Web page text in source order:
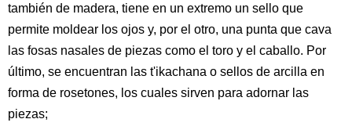
también de madera, tiene en un extremo un sello que
permite moldear los ojos y, por el otro, una punta que cava
las fosas nasales de piezas como el toro y el caballo. Por
último, se encuentran las t'ikachana o sellos de arcilla en
forma de rosetones, los cuales sirven para adornar las
piezas;